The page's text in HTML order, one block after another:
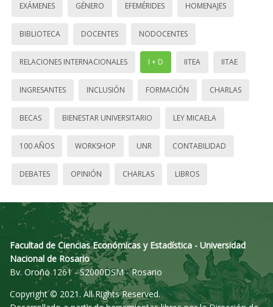
EXÁMENES GÉNERO EFEMÉRIDES HOMENAJES
BIBLIOTECA DOCENTES NODOCENTES
RELACIONES INTERNACIONALES I + D IITEA IITAE
INGRESANTES INCLUSIÓN FORMACIÓN CHARLAS
BECAS BIENESTAR UNIVERSITARIO LEY MICAELA
100 AÑOS WORKSHOP UNR CONTABILIDAD
DEBATES OPINIÓN CHARLAS LIBROS
Facultad de Ciencias Económicas y Estadística - Universidad
Nacional de Rosario
Bv. Oroño 1261 - S2000DSM - Rosario
Copyright © 2021. All Rights Reserved.